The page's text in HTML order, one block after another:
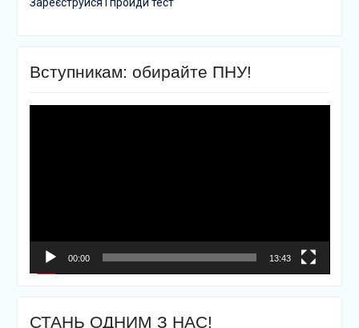
Вступникам: обирайте ПНУ!
00:00 13:43
СТАНЬ ОДНИМ З НАС!